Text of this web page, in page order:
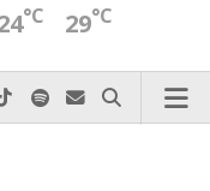
°C 29°C
do nas zadzwoń
na Facebook-u
nas na Xnas na Instagram-ie
Odwiedź nas na TikTok-u
Szukaj nas na Spotify
Wyślij do nas
Szukaj